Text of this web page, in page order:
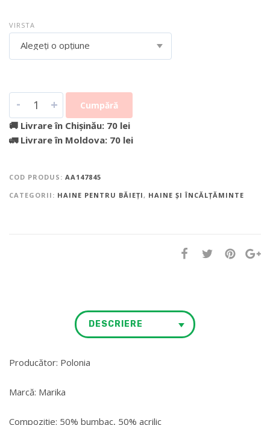
VIRSTA
Alegeți o opțiune
- + Cumpără
🚚 Livrare în Chișinău: 70 lei
🚛 Livrare în Moldova: 70 lei
COD PRODUS: AA147845
CATEGORII: HAINE PENTRU BĂIEȚI, HAINE ȘI ÎNCĂLȚĂMINTE
DESCRIERE
Producător: Polonia
Marcă: Marika
Compoziție: 50% bumbac, 50% acrilic